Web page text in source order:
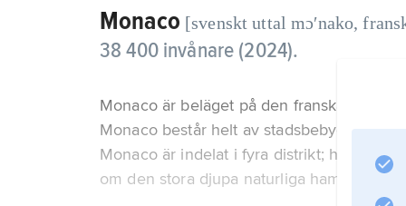
Monaco [svenskt uttal mɔʹnako,
38 400 invånare (2024).
Monaco är beläget på den franska
Monaco består helt av stadsbebyggelse,
Monaco är indelat i fyra distrikt;
om den stora djupa naturliga hamnen, La